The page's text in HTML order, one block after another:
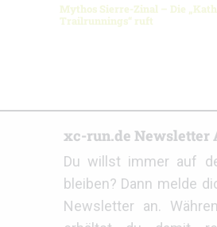
Mythos Sierre-Zinal – Die
Trailrunnings“ ruft
xc-run.de Newsletter
Du willst immer auf
bleiben? Dann melde
Newsletter an.